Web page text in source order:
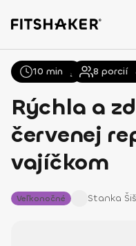
Všetky Recepty
Rýchla a
červenej
vajíčkom
Veľkonočné Stanka
10 min 8 porcií